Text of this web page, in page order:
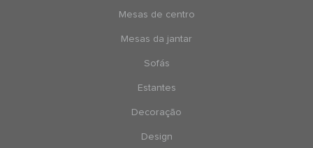
Mesas de centro
Mesas da jantar
Sofás
Estantes
Decoração
Design